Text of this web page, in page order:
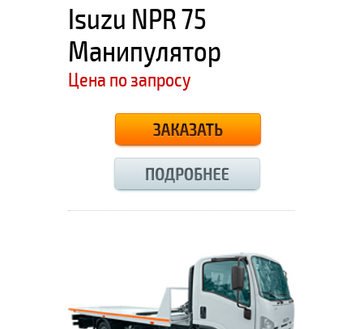
Isuzu NPR 75
Манипулятор
Цена по запросу